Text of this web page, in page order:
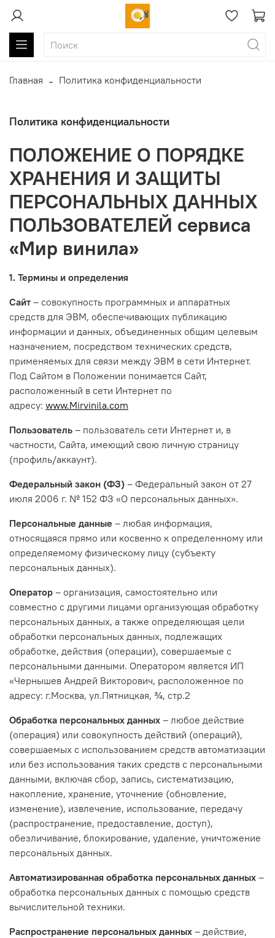
Главная Политика конфиденциальности
Политика конфиденциальности
ПОЛОЖЕНИЕ О ПОРЯДКЕ
ХРАНЕНИЯ И ЗАЩИТЫ
ПЕРСОНАЛЬНЫХ ДАННЫХ
ПОЛЬЗОВАТЕЛЕЙ сервиса
«Мир винила»
1. Термины и определения
Сайт – совокупность программных и аппаратных
средств для ЭВМ, обеспечивающих публикацию
информации и данных, объединенных общим целевым
назначением, посредством технических средств,
применяемых для связи между ЭВМ в сети Интернет.
Под Сайтом в Положении понимается Сайт,
расположенный в сети Интернет по
адресу: www.Mirvinila.com
Пользователь – пользователь сети Интернет и, в
частности, Сайта, имеющий свою личную страницу
(профиль/аккаунт).
Федеральный закон (ФЗ) – Федеральный закон от 27
июля 2006 г. № 152 ФЗ «О персональных данных».
Персональные данные – любая информация,
относящаяся прямо или косвенно к определенному или
определяемому физическому лицу (субъекту
персональных данных).
Оператор – организация, самостоятельно или
совместно с другими лицами организующая обработку
персональных данных, а также определяющая цели
обработки персональных данных, подлежащих
обработке, действия (операции), совершаемые с
персональными данными. Оператором является ИП
«Чернышев Андрей Викторович, расположенное по
адресу: г.Москва, ул.Пятницкая, ¾, стр.2
Обработка персональных данных – любое действие
(операция) или совокупность действий (операций),
совершаемых с использованием средств автоматизации
или без использования таких средств с персональными
данными, включая сбор, запись, систематизацию,
накопление, хранение, уточнение (обновление,
изменение), извлечение, использование, передачу
(распространение, предоставление, доступ),
обезличивание, блокирование, удаление, уничтожение
персональных данных.
Автоматизированная обработка персональных данных –
обработка персональных данных с помощью средств
вычислительной техники.
Распространение персональных данных – действие,